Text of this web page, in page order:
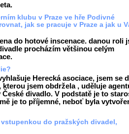
klubu v Praze ve hře Podivné
jak se pracuje v Praze a jak u
do hotové inscenace. danou roli
procházím většinou celým
Herecká asociace, jsem se
jsem obdržela , uděluje
divadlo. V podstatě je to
je to příjemné, neboť byla
do pražských divadel,